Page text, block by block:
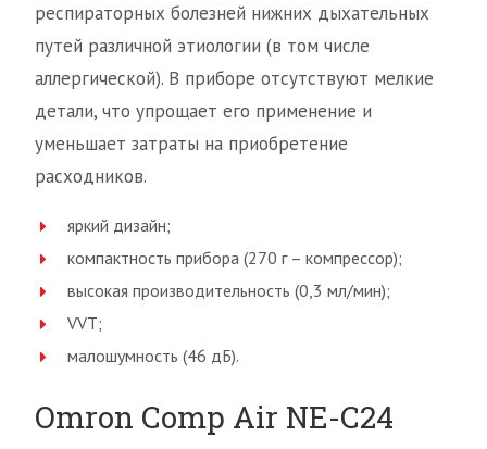
респираторных болезней нижних дыхательных
путей различной этиологии (в том числе
аллергической). В приборе отсутствуют мелкие
детали, что упрощает его применение и
уменьшает затраты на приобретение
расходников.
яркий дизайн;
компактность прибора (270 г – компрессор);
высокая производительность (0,3 мл/мин);
VVT;
малошумность (46 дБ).
Omron Comp Air NE-C24